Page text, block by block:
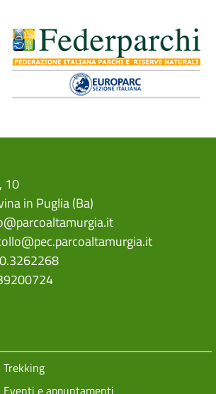
10
in Puglia (Ba)
Trekking
Eventi e appuntamenti